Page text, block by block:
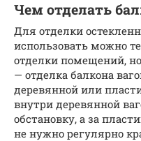
Чем отделать
Для отделки
использовать можно
отделки помещений,
— отделка балкона
деревянной или
внутри деревянной
обстановку, а за
не нужно регулярно